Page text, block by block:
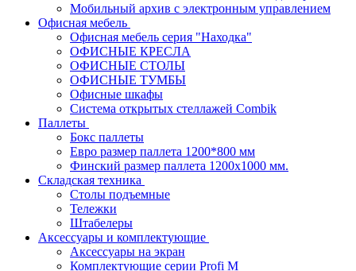
Мобильный архив с электронным управлением
Офисная мебель
Офисная мебель серия "Находка"
ОФИСНЫЕ КРЕСЛА
ОФИСНЫЕ СТОЛЫ
ОФИСНЫЕ ТУМБЫ
Офисные шкафы
Система открытых стеллажей Combik
Паллеты
Бокс паллеты
Евро размер паллета 1200*800 мм
Финский размер паллета 1200х1000 мм.
Складская техника
Столы подъемные
Тележки
Штабелеры
Аксессуары и комплектующие
Аксессуары на экран
Комплектующие серии Profi M